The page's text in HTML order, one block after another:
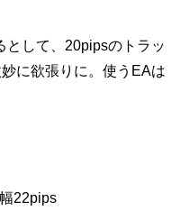
として、20pipsのトラッ
に欲張りに。使うEAは
22pips